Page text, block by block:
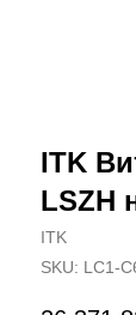
ITK
LSZH
ITK
SKU: LC1-